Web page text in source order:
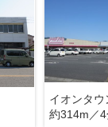
イオンタウ
約314m／